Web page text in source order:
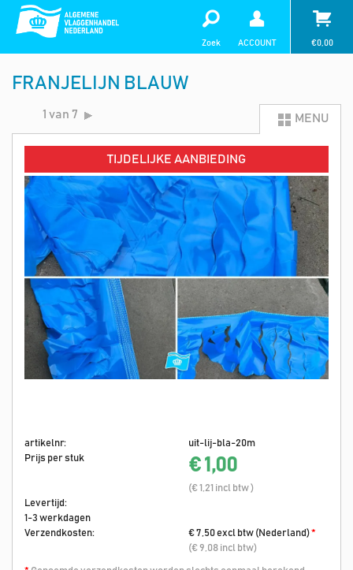
Zoek ACCOUNT €0,00
FRANJELIJN BLAUW
1 van 7 MENU
TIJDELIJKE AANBIEDING
artikelnr:
uit-lij-bla-20m
Prijs per stuk
€ 1,00
(€ 1,21 incl btw )
Levertijd:
1-3 werkdagen
Verzendkosten:
€ 7,50 excl btw (Nederland)*
(€ 9,08 incl btw)